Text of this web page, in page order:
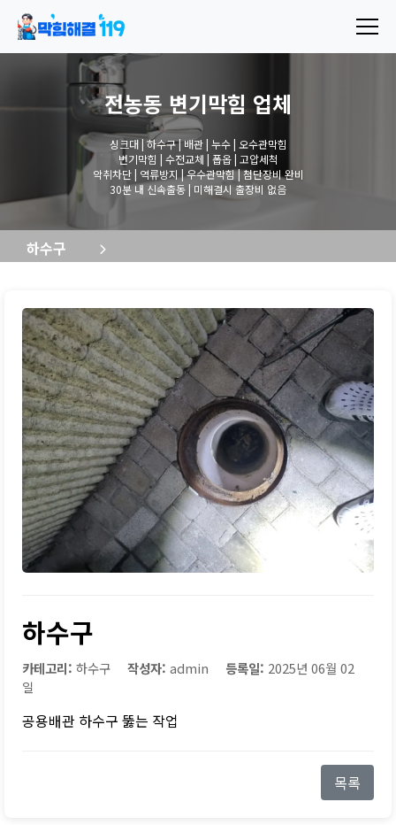
전농동 변기막힘 업체
싱크대 | 하수구 | 배관 | 누수 | 오수관막힘
변기막힘 | 수전교체 | 폽옵 | 고압세척
악취차단 | 역류방지 | 우수관막힘 | 첨단장비 완비
30분 내 신속출동 | 미해결시 출장비 없음
하수구
하수구
카테고리: 하수구 작성자: admin 등록일: 2025년 06월 02
일
공용배관 하수구 뚫는 작업
목록